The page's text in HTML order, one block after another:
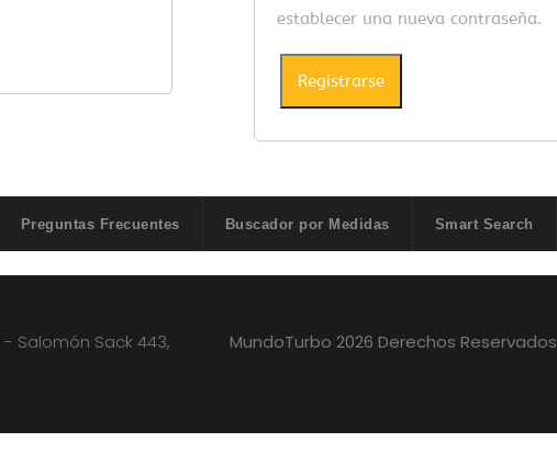
establecer una nueva contraseña.
Registrarse
Preguntas Frecuentes Buscador por Medidas Smart Search
Salomón Sack 443,
MundoTurbo 2026 Derechos Reservados